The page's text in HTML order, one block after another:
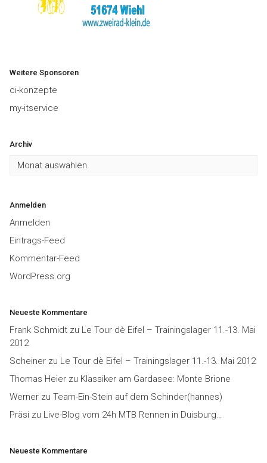
Weitere Sponsoren
ci-konzepte
my-itservice
Archiv
Archiv
Anmelden
Anmelden
Eintrags-Feed
Kommentar-Feed
WordPress.org
Neueste Kommentare
Frank Schmidt zu Le Tour dè Eifel – Trainingslager 11.-13. Mai
2012
Scheiner zu Le Tour dè Eifel – Trainingslager 11.-13. Mai 2012
Thomas Heier zu Klassiker am Gardasee: Monte Brione
Werner zu Team-Ein-Stein auf dem Schinder(hannes)
Präsi zu Live-Blog vom 24h MTB Rennen in Duisburg…
Neueste Kommentare